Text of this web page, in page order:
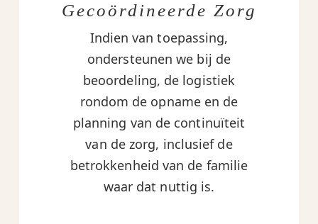
Gecoördineerde Zorg
Indien van toepassing,
ondersteunen we bij de
beoordeling, de logistiek
rondom de opname en de
planning van de continuïteit
van de zorg, inclusief de
betrokkenheid van de familie
waar dat nuttig is.